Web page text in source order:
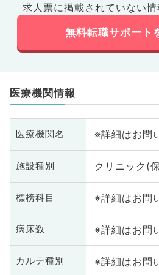
求人票に掲載されていない情
無料転職サポート
医療機関情報
医療機関名 ※詳細はお問
施設種別 クリニック(
標榜科目 ※詳細はお問
病床数 ※詳細はお問
カルテ種別 ※詳細はお問